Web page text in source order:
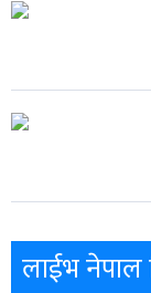
लाईभ नेपाल